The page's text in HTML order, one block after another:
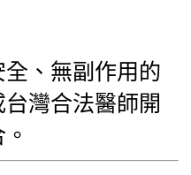
、無副作用的
灣合法醫師開